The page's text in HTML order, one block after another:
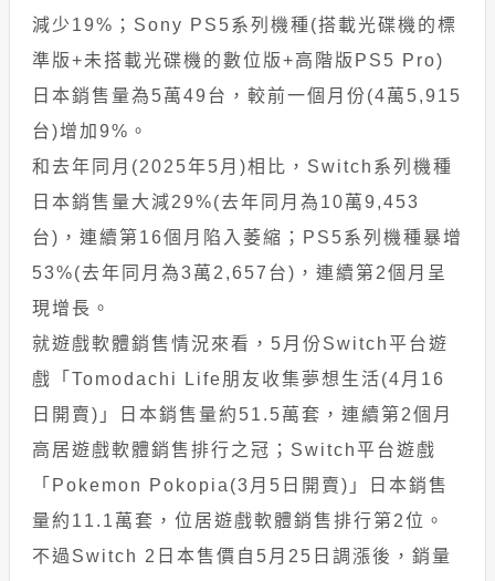
減少19%；Sony PS5系列機種(搭載光碟機的標
準版+未搭載光碟機的數位版+高階版PS5 Pro)
日本銷售量為5萬49台，較前一個月份(4萬5,915
台)增加9%。
和去年同月(2025年5月)相比，Switch系列機種
日本銷售量大減29%(去年同月為10萬9,453
台)，連續第16個月陷入萎縮；PS5系列機種暴增
53%(去年同月為3萬2,657台)，連續第2個月呈
現增長。
就遊戲軟體銷售情況來看，5月份Switch平台遊
戲「Tomodachi Life朋友收集夢想生活(4月16
日開賣)」日本銷售量約51.5萬套，連續第2個月
高居遊戲軟體銷售排行之冠；Switch平台遊戲
「Pokemon Pokopia(3月5日開賣)」日本銷售
量約11.1萬套，位居遊戲軟體銷售排行第2位。
不過Switch 2日本售價自5月25日調漲後，銷量